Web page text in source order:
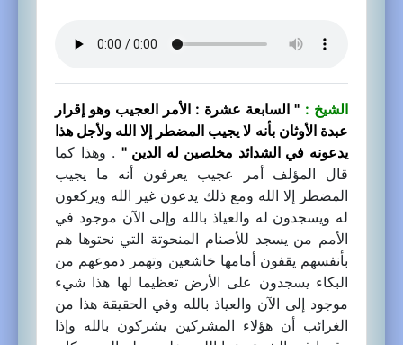
الشيخ : " السابعة عشرة : الأمر العجيب وهو إقرار
عبدة الأوثان بأنه لا يجيب المضطر إلا الله ولأجل هذا
يدعونه في الشدائد مخلصين له الدين " . وهذا كما
قال المؤلف أمر عجيب يعرفون أنه ما يجيب
المضطر إلا الله ومع ذلك يدعون غير الله ويركعون
له ويسجدون له والعياذ بالله وإلى الآن موجود في
الأمم من يسجد للأصنام المنحوتة التي نحتوها هم
بأنفسهم يقفون أمامها خاشعين وتهمر دموعهم من
البكاء يسجدون على الأرض تعظيما لها هذا شيء
موجود إلى الآن والعياذ بالله وفي الحقيقة هذا من
الغرائب أن هؤلاء المشركين يشركون بالله وإذا